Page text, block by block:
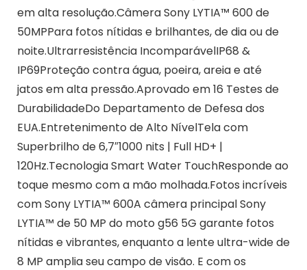
em alta resolução.Câmera Sony LYTIA™ 600 de
50MPPara fotos nítidas e brilhantes, de dia ou de
noite.Ultrarresistência IncomparávelIP68 &
IP69Proteção contra água, poeira, areia e até
jatos em alta pressão.Aprovado em 16 Testes de
DurabilidadeDo Departamento de Defesa dos
EUA.Entretenimento de Alto NívelTela com
Superbrilho de 6,7″1000 nits | Full HD+ |
120Hz.Tecnologia Smart Water TouchResponde ao
toque mesmo com a mão molhada.Fotos incríveis
com Sony LYTIA™ 600A câmera principal Sony
LYTIA™ de 50 MP do moto g56 5G garante fotos
nítidas e vibrantes, enquanto a lente ultra-wide de
8 MP amplia seu campo de visão. E com os